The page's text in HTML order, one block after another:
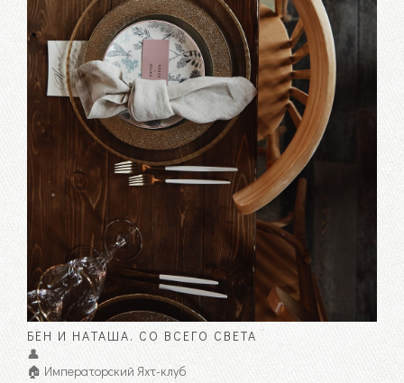
БЕН И НАТАША. СО ВСЕГО СВЕТА
👤
🏠 Императорский Яхт-клуб